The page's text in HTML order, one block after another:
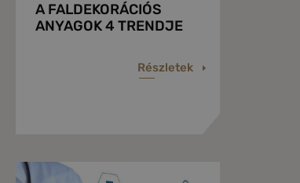
A FALDEKORÁCIÓS
ANYAGOK 4 TRENDJE
Részletek